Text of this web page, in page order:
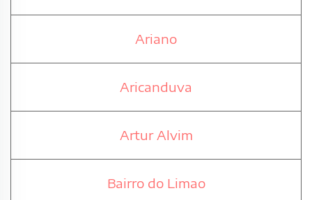
Ariano
Aricanduva
Artur Alvim
Bairro do Limao